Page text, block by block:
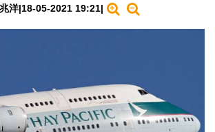
洋|18-05-2021 19:21|